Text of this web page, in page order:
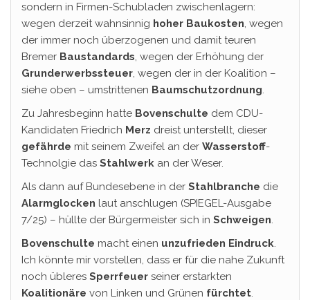
sondern in Firmen-Schubladen zwischenlagern:
wegen derzeit wahnsinnig hoher Baukosten, wegen
der immer noch überzogenen und damit teuren
Bremer Baustandards, wegen der Erhöhung der
Grunderwerbssteuer, wegen der in der Koalition –
siehe oben – umstrittenen Baumschutzordnung.
Zu Jahresbeginn hatte Bovenschulte dem CDU-
Kandidaten Friedrich Merz dreist unterstellt, dieser
gefährde mit seinem Zweifel an der Wasserstoff-
Technolgie das Stahlwerk an der Weser.
Als dann auf Bundesebene in der Stahlbranche die
Alarmglocken laut anschlugen (SPIEGEL-Ausgabe
7/25) – hüllte der Bürgermeister sich in Schweigen.
Bovenschulte macht einen unzufrieden Eindruck.
Ich könnte mir vorstellen, dass er für die nahe Zukunft
noch übleres Sperrfeuer seiner erstarkten
Koalitionäre von Linken und Grünen fürchtet.